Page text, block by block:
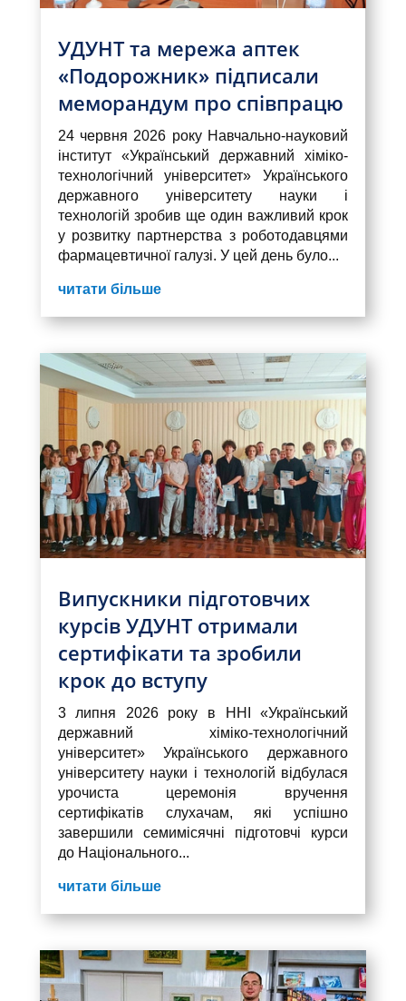
УДУНТ та мережа аптек
«Подорожник» підписали
меморандум про співпрацю
24 червня 2026 року Навчально-науковий
інститут «Український державний хіміко-
технологічний університет» Українського
державного університету науки і
технологій зробив ще один важливий крок
у розвитку партнерства з роботодавцями
фармацевтичної галузі. У цей день було...
читати більше
Випускники підготовчих
курсів УДУНТ отримали
сертифікати та зробили
крок до вступу
3 липня 2026 року в ННІ «Український
державний хіміко-технологічний
університет» Українського державного
університету науки і технологій відбулася
урочиста церемонія вручення
сертифікатів слухачам, які успішно
завершили семимісячні підготовчі курси
до Національного...
читати більше